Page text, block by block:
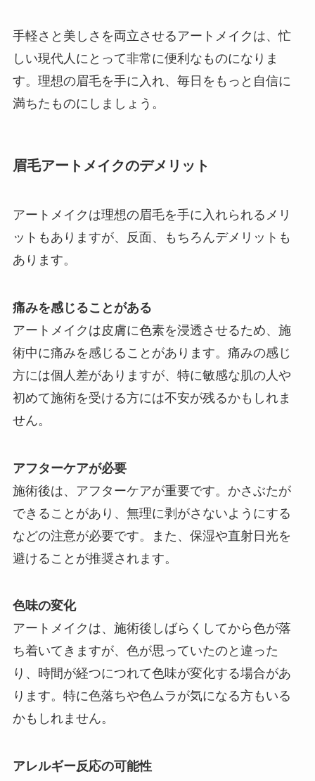
手軽さと美しさを両立させるアートメイクは、忙
しい現代人にとって非常に便利なものになりま
す。理想の眉毛を手に入れ、毎日をもっと自信に
満ちたものにしましょう。
眉毛アートメイクのデメリット
アートメイクは理想の眉毛を手に入れられるメリ
ットもありますが、反面、もちろんデメリットも
あります。
痛みを感じることがある
アートメイクは皮膚に色素を浸透させるため、施
術中に痛みを感じることがあります。痛みの感じ
方には個人差がありますが、特に敏感な肌の人や
初めて施術を受ける方には不安が残るかもしれま
せん。
アフターケアが必要
施術後は、アフターケアが重要です。かさぶたが
できることがあり、無理に剥がさないようにする
などの注意が必要です。また、保湿や直射日光を
避けることが推奨されます。
色味の変化
アートメイクは、施術後しばらくしてから色が落
ち着いてきますが、色が思っていたのと違った
り、時間が経つにつれて色味が変化する場合があ
ります。特に色落ちや色ムラが気になる方もいる
かもしれません。
アレルギー反応の可能性